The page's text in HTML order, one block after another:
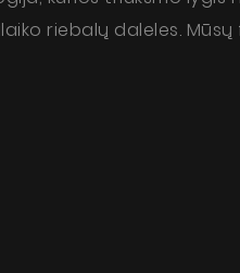
Kontaktai
mano asmens duomenys
riebalų daleles.